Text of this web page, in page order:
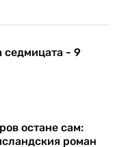
седмицата - 9
остане сам:
роман